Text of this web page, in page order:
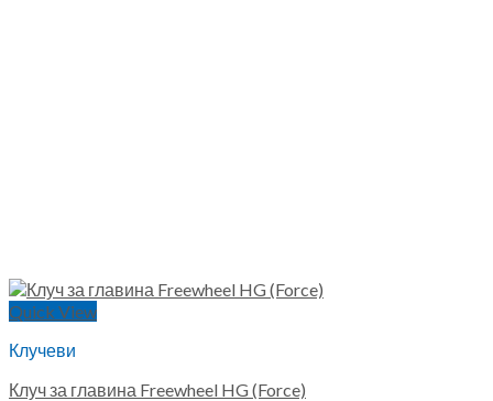
Quick View
Клучеви
Клуч за главина Freewheel HG (Force)